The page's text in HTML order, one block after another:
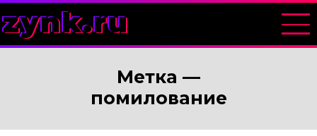
zynk.ru
Метка —
помилование